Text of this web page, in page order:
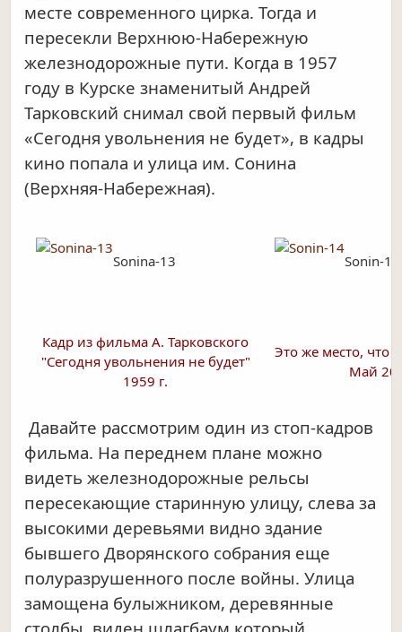
месте современного цирка. Тогда и
пересекли Верхнюю-Набережную
железнодорожные пути. Когда в 1957
году в Курске знаменитый Андрей
Тарковский снимал свой первый фильм
«Сегодня увольнения не будет», в кадры
кино попала и улица им. Сонина
(Верхняя-Набережная).
Sonina-13 Sonin-14
Кадр из фильма А. Тарковского
"Сегодня увольнения не будет"
1959 г.
Это же место, что
Май
Давайте рассмотрим один из стоп-кадров
фильма. На переднем плане можно
видеть железнодорожные рельсы
пересекающие старинную улицу, слева за
высокими деревьями видно здание
бывшего Дворянского собрания еще
полуразрушенного после войны. Улица
замощена булыжником, деревянные